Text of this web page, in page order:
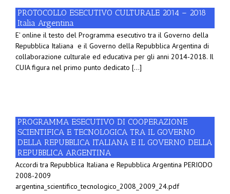
PROTOCOLLO ESECUTIVO CULTURALE 2014 – 2018
Italia Argentina
E' online il testo del Programma esecutivo tra il Governo della
Repubblica Italiana e il Governo della Repubblica Argentina di
collaborazione culturale ed educativa per gli anni 2014-2018. Il
CUIA figura nel primo punto dedicato [...]
PROGRAMMA ESECUTIVO DI COOPERAZIONE
SCIENTIFICA E TECNOLOGICA TRA IL GOVERNO
DELLA REPUBBLICA ITALIANA E IL GOVERNO DELLA
REPUBBLICA ARGENTINA
Accordi tra Repubblica Italiana e Repubblica Argentina PERIODO
2008-2009
argentina_scientifico_tecnologico_2008_2009_24.pdf